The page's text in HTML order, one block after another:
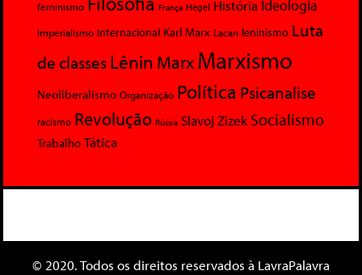
feminismo França Hegel História Ideologia
Imperialismo Internacional Karl Marx Lacan leninismo Luta
de classesLênin MarxMarxismo
Neoliberalismo Organização Política Psicanalise
racismo Revolução Rússia Slavoj Zizek Socialismo
Trabalho Tática
© 2020. Todos os direitos reservados à LavraPalavra